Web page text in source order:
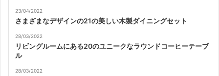
23/04/2022
さまざまなデザインの21の美しい木製ダイニングセット
28/03/2022
リビングルームにある20のユニークなラウンドコーヒーテーブ
ル
28/03/2022